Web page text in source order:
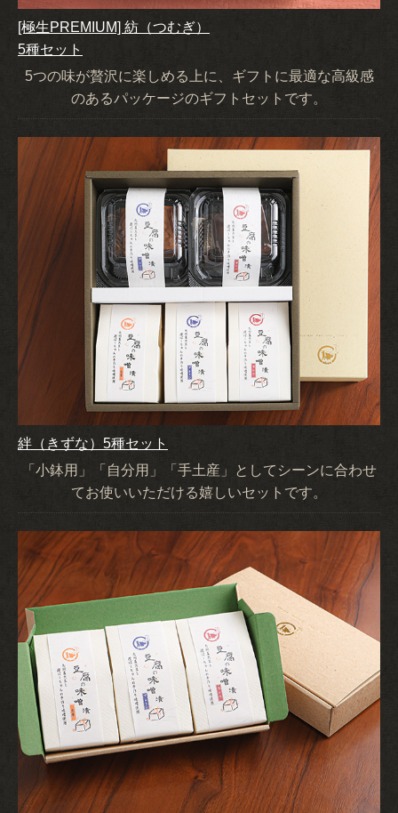
[極生PREMIUM] 紡（つむぎ）
5種セット
5つの味が贅沢に楽しめる上に、ギフトに最適な高級感
のあるパッケージのギフトセットです。
絆（きずな）5種セット
「小鉢用」「自分用」「手土産」としてシーンに合わせ
てお使いいただける嬉しいセットです。